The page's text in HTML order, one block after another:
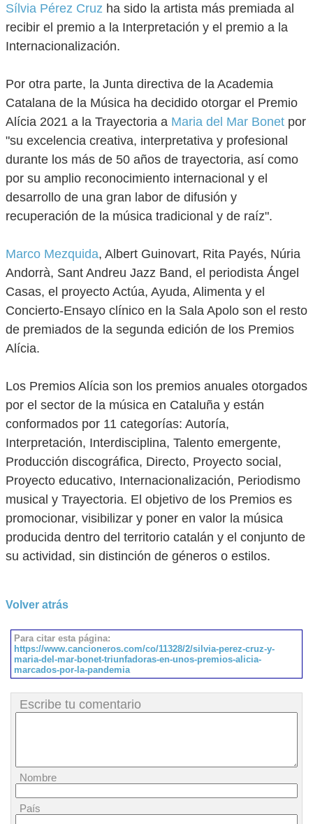
Sílvia Pérez Cruz ha sido la artista más premiada al
recibir el premio a la Interpretación y el premio a la
Internacionalización.
Por otra parte, la Junta directiva de la Academia
Catalana de la Música ha decidido otorgar el Premio
Alícia 2021 a la Trayectoria a Maria del Mar Bonet por
"su excelencia creativa, interpretativa y profesional
durante los más de 50 años de trayectoria, así como
por su amplio reconocimiento internacional y el
desarrollo de una gran labor de difusión y
recuperación de la música tradicional y de raíz".
Marco Mezquida, Albert Guinovart, Rita Payés, Núria
Andorrà, Sant Andreu Jazz Band, el periodista Ángel
Casas, el proyecto Actúa, Ayuda, Alimenta y el
Concierto-Ensayo clínico en la Sala Apolo son el resto
de premiados de la segunda edición de los Premios
Alícia.
Los Premios Alícia son los premios anuales otorgados
por el sector de la música en Cataluña y están
conformados por 11 categorías: Autoría,
Interpretación, Interdisciplina, Talento emergente,
Producción discográfica, Directo, Proyecto social,
Proyecto educativo, Internacionalización, Periodismo
musical y Trayectoria. El objetivo de los Premios es
promocionar, visibilizar y poner en valor la música
producida dentro del territorio catalán y el conjunto de
su actividad, sin distinción de géneros o estilos.
Volver atrás
Para citar esta página:
https://www.cancioneros.com/co/11328/2/silvia-perez-cruz-y-
maria-del-mar-bonet-triunfadoras-en-unos-premios-alicia-
marcados-por-la-pandemia
Escribe tu comentario
Nombre
País